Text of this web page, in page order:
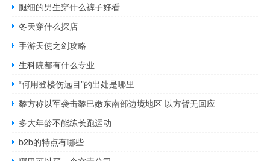
腿细的男生穿什么裤子好看
冬天穿什么探店
手游天使之剑攻略
生科院都有什么专业
“何用登楼伤远目”的出处是哪里
黎方称以军袭击黎巴嫩东南部边境地区 以方暂无回应
多大年龄不能练长跑运动
b2b的特点有哪些